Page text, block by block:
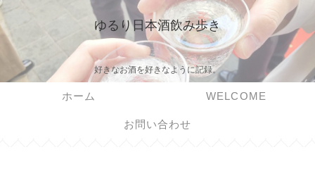
ゆるり日本酒飲み歩き
好きなお酒を好きなように記録。
ホーム WELCOME
お問い合わせ